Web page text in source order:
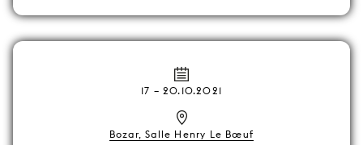
17 – 20.10.2021
Bozar, Salle Henry Le Bœuf